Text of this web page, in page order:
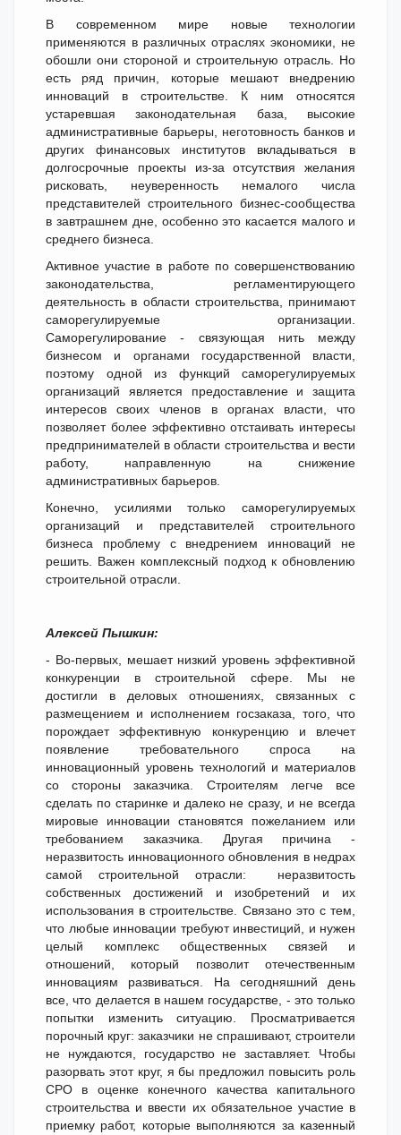
В современном мире новые технологии
применяются в различных отраслях экономики, не
обошли они стороной и строительную отрасль. Но
есть ряд причин, которые мешают внедрению
инноваций в строительстве. К ним относятся
устаревшая законодательная база, высокие
административные барьеры, неготовность банков и
других финансовых институтов вкладываться в
долгосрочные проекты из-за отсутствия желания
рисковать, неуверенность немалого числа
представителей строительного бизнес-сообщества
в завтрашнем дне, особенно это касается малого и
среднего бизнеса.
Активное участие в работе по совершенствованию
законодательства, регламентирующего
деятельность в области строительства, принимают
саморегулируемые организации.
Саморегулирование - связующая нить между
бизнесом и органами государственной власти,
поэтому одной из функций саморегулируемых
организаций является предоставление и защита
интересов своих членов в органах власти, что
позволяет более эффективно отстаивать интересы
предпринимателей в области строительства и вести
работу, направленную на снижение
административных барьеров.
Конечно, усилиями только саморегулируемых
организаций и представителей строительного
бизнеса проблему с внедрением инноваций не
решить. Важен комплексный подход к обновлению
строительной отрасли.
Алексей Пышкин:
- Во-первых, мешает низкий уровень эффективной
конкуренции в строительной сфере. Мы не
достигли в деловых отношениях, связанных с
размещением и исполнением госзаказа, того, что
порождает эффективную конкуренцию и влечет
появление требовательного спроса на
инновационный уровень технологий и материалов
со стороны заказчика. Строителям легче все
сделать по старинке и далеко не сразу, и не всегда
мировые инновации становятся пожеланием или
требованием заказчика. Другая причина -
неразвитость инновационного обновления в недрах
самой строительной отрасли: неразвитость
собственных достижений и изобретений и их
использования в строительстве. Связано это с тем,
что любые инновации требуют инвестиций, и нужен
целый комплекс общественных связей и
отношений, который позволит отечественным
инновациям развиваться. На сегодняшний день
все, что делается в нашем государстве, - это только
попытки изменить ситуацию. Просматривается
порочный круг: заказчики не спрашивают, строители
не нуждаются, государство не заставляет. Чтобы
разорвать этот круг, я бы предложил повысить роль
СРО в оценке конечного качества капитального
строительства и ввести их обязательное участие в
приемку работ, которые выполняются за казенный